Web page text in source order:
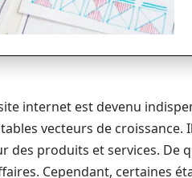
internet est devenu
vecteurs de
des produits et services. De
Cependant, certaines